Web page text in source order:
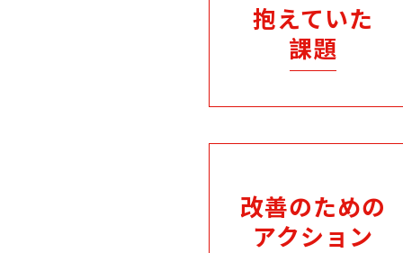
抱えていた
課題
改善のための
アクション